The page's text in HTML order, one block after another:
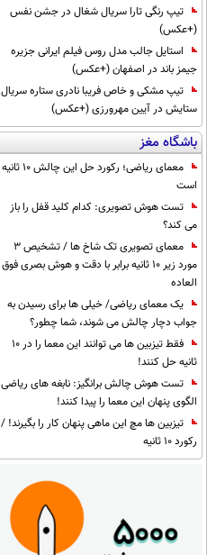
تیپ رنگی تارا سریال شغال در جشن نفس
(+عکس)
استایل جالب مدل روس فیلم ایرانی جزیره
جیمز باند در اصفهان (+عکس)
تیپ مشکی و خاص فریبا نادری ستاره سریال
ستایش در آیین مهرورزی (+عکس)
باشگاه مغز
معمای ریاضی؛ رکورد حل این چالش 10 ثانیه
است
تست هوش تصویری: کدام کلید قفل را باز
می کند؟
معمای تصویری تک شاخ ها / تشخیص 3
مورد زیر 10 ثانیه برابر با دقت و هوش بصری فوق
العاده
یک معمای ریاضی/ خیلی ها برای رسیدن به
جواب دچار چالش می شوند، شما چطور؟
فقط تیزبین ها می توانند این معما را در 10
ثانیه حل کنند!
تست هوش چالش برانگیز: نابغه های ریاضی
الگوی پنهان این معما را پیدا کنند!
تیزبین ها مچ این ماهی پنهان کار را بگیرند! /
رکورد 10 ثانیه